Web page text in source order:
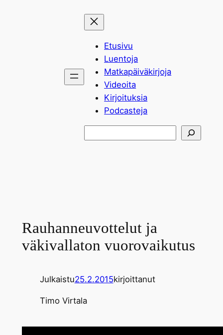
Etusivu
Luentoja
Matkapäiväkirjoja
Videoita
Kirjoituksia
Podcasteja
Rauhanneuvottelut ja
väkivallaton vuorovaikutus
Julkaistu25.2.2015kirjoittanut
Timo Virtala